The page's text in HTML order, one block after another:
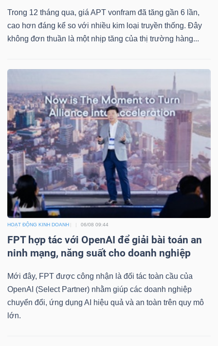
Trong 12 tháng qua, giá APT vonfram đã tăng gần 6 lần,
cao hơn đáng kể so với nhiều kim loại truyền thống. Đây
không đơn thuần là một nhịp tăng của thị trường hàng...
HOẠT ĐỘNG KINH DOANH 06/08 09:44
FPT hợp tác với OpenAI để giải bài toán an
ninh mạng, năng suất cho doanh nghiệp
Mới đây, FPT được công nhận là đối tác toàn cầu của
OpenAI (Select Partner) nhằm giúp các doanh nghiệp
chuyển đổi, ứng dụng AI hiệu quả và an toàn trên quy mô
lớn.
tư
Truyền
tài
chính
Dữ
liệu
tài
chính